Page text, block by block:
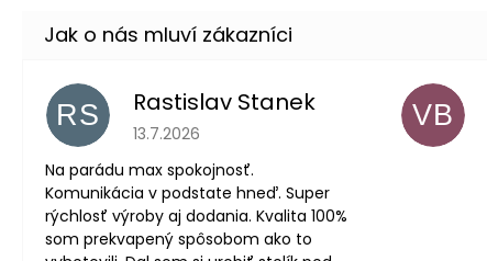
RS Rastislav Stanek
Hodnocení obchodu je 5 z 5 hvězdiček.
13.7.2026
Na parádu max spokojnosť.
Komunikácia v podstate hneď. Super
rýchlosť výroby aj dodania. Kvalita 100%
som prekvapený spôsobom ako to
VB